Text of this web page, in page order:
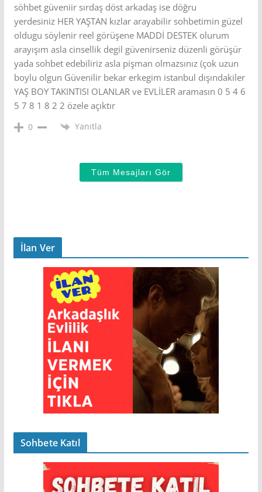
söhbet güveniir sırdaş döst arkadaş ise döğru
yerdesiniz HER YAŞTAN kızlar arayabilir sohbetimin güzel
oldugu söylenir reel görüşene MADDİ DESTEK olurum
arayışım asla cinsellik degil güvenirseniz düzenli görüşür
yada sohbet edebiliriz asla pişman olmazsınız (çok uzun
boylu olgun Güvenilir bekar erkegim istanbul dışındakiler
YAŞ BOY TAKINTISI OLANLAR ve EVLİLER aramasın 0 5 4 6
5 7 8 1 8 2 2 özele açıktır
0 Yanıtla
Tüm Mesajları Gör
İlan Ver
Sohbete Katıl